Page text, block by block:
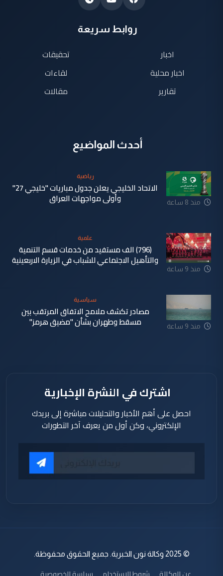
روابط سريعة
اخبار
اخبار محلية
تقارير
تحقيقات
لقاءات
مقالات
أحدث المواضيع
منذ 8 ساعة
رياضية
الاتحاد الخليجي يعلن جدول مباريات "خليجي 27"
وأولى مواجهات العراق
منذ 9 ساعة
علمية
(796) الف مستفيد من خدمات قسم التنمية
والتأهيل الاجتماعي للشباب في الزيارة الاربعينية
منذ 9 ساعة
سياسية
مصادر تكشف ملامح الاتفاق المرتقب بين
مسقط وطهران بشأن "مضيق هرمز"
اشترك في النشرة الإخبارية
احصل على أهم الأخبار والتحليلات مباشرة إلى بريدك
الإلكتروني، وكن أول من يعرف آخر التطورات
© 2025 وكالة نون الخبرية. جميع الحقوق محفوظة.